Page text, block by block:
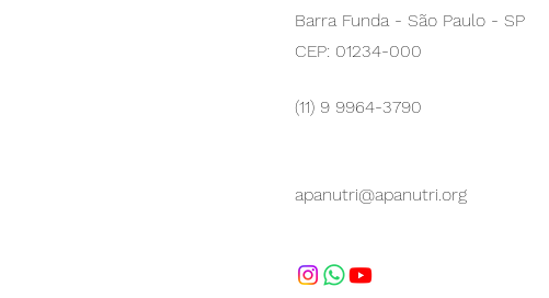
Barra Funda - São Paulo - SP
CEP: 01234-000
(11) 9 9964-3790
apanutri@apanutri.org